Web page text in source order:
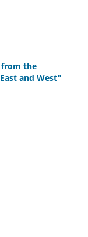
from the
and West"